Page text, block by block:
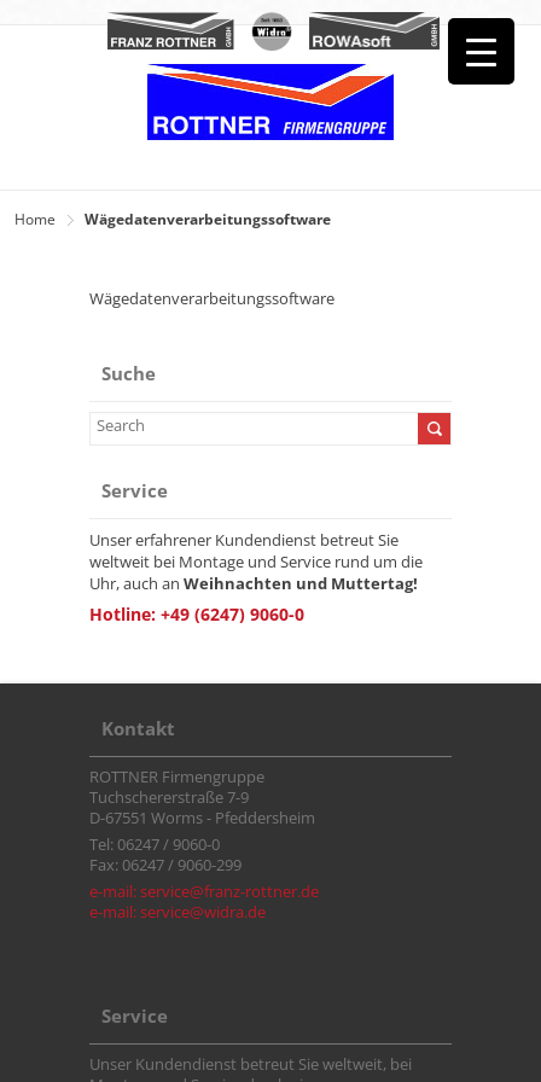
Home Wägedatenverarbeitungssoftware
Wägedatenverarbeitungssoftware
Suche
Service
Unser erfahrener Kundendienst betreut Sie
weltweit bei Montage und Service rund um die
Uhr, auch an Weihnachten und Muttertag!
Hotline: +49 (6247) 9060-0
Kontakt
ROTTNER Firmengruppe
Tuchschererstraße 7-9
D-67551 Worms - Pfeddersheim
Tel: 06247 / 9060-0
Fax: 06247 / 9060-299
e-mail: service@franz-rottner.de
e-mail: service@widra.de
Service
Unser Kundendienst betreut Sie weltweit, bei